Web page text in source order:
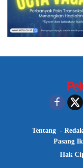
Tentang
Pasang
Hak